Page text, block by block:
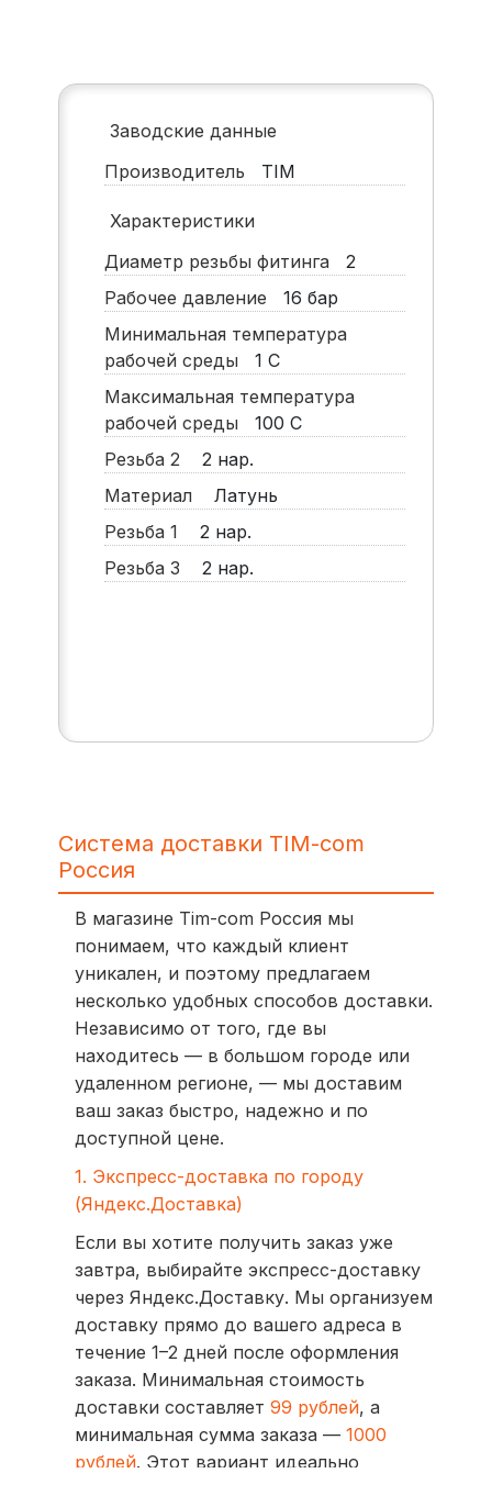
Заводские данные
Производитель
TIM
Характеристики
Диаметр резьбы фитинга
2
Рабочее давление
16 бар
Минимальная температура
рабочей среды
1 С
Максимальная температура
рабочей среды
100 С
Резьба 2
2 нар.
Материал
Латунь
Резьба 1
2 нар.
Резьба 3
2 нар.
Система доставки TIM-com
Россия
В магазине Tim-com Россия мы
понимаем, что каждый клиент
уникален, и поэтому предлагаем
несколько удобных способов доставки.
Независимо от того, где вы
находитесь — в большом городе или
удаленном регионе, — мы доставим
ваш заказ быстро, надежно и по
доступной цене.
1. Экспресс-доставка по городу
(Яндекс.Доставка)
Если вы хотите получить заказ уже
завтра, выбирайте экспресс-доставку
через Яндекс.Доставку. Мы организуем
доставку прямо до вашего адреса в
течение 1–2 дней после оформления
заказа. Минимальная стоимость
доставки составляет 99 рублей, а
минимальная сумма заказа — 1000
рублей. Этот вариант идеально